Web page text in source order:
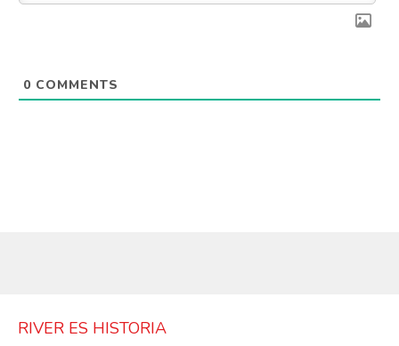
0 COMMENTS
RIVER ES HISTORIA